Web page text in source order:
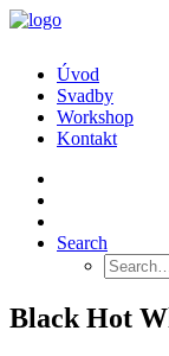
Úvod
Svadby
Workshop
Kontakt
Search
Black Hot